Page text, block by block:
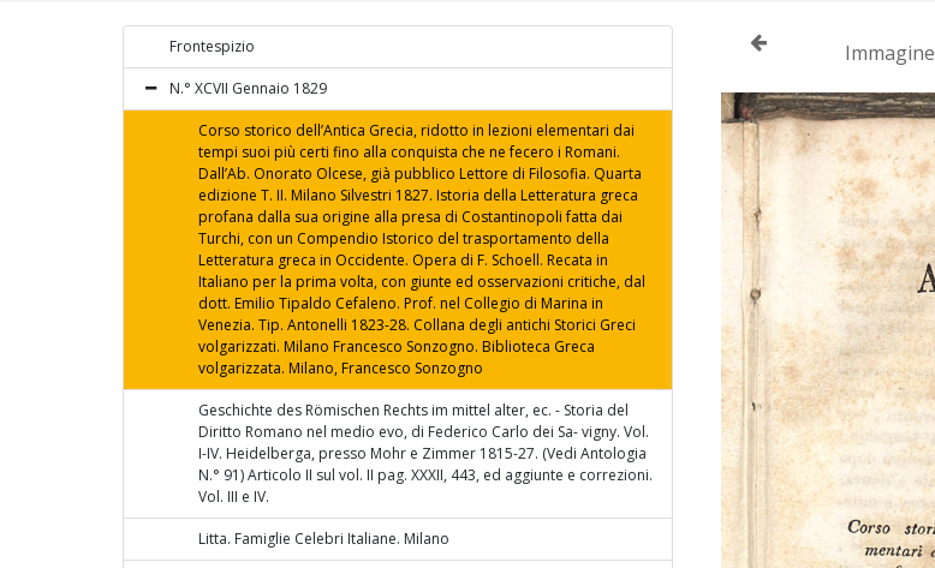
Frontespizio
N.° XCVII Gennaio 1829
Corso storico dell’Antica Grecia, ridotto in lezioni elementari dai
tempi suoi più certi fino alla conquista che ne fecero i Romani.
Dall’Ab. Onorato Olcese, già pubblico Lettore di Filosofia. Quarta
edizione T. II. Milano Silvestri 1827. Istoria della Letteratura greca
profana dalla sua origine alla presa di Costantinopoli fatta dai
Turchi, con un Compendio Istorico del trasportamento della
Letteratura greca in Occidente. Opera di F. Schoell. Recata in
Italiano per la prima volta, con giunte ed osservazioni critiche, dal
dott. Emilio Tipaldo Cefaleno. Prof. nel Collegio di Marina in
Venezia. Tip. Antonelli 1823-28. Collana degli antichi Storici Greci
volgarizzati. Milano Francesco Sonzogno. Biblioteca Greca
volgarizzata. Milano, Francesco Sonzogno
Geschichte des Römischen Rechts im mittel alter, ec. - Storia del
Diritto Romano nel medio evo, di Federico Carlo dei Sa- vigny. Vol.
I-IV. Heidelberga, presso Mohr e Zimmer 1815-27. (Vedi Antologia
N.° 91) Articolo II sul vol. II pag. XXXII, 443, ed aggiunte e correzioni.
Vol. III e IV.
Litta. Famiglie Celebri Italiane. Milano
Immagine